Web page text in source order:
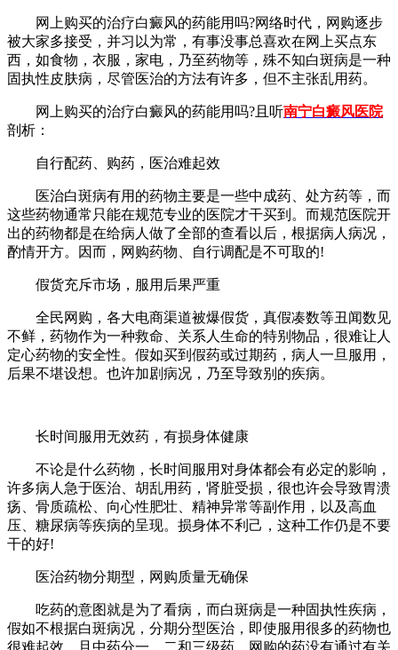
网上购买的治疗白癜风的药能用吗?网络时代，网购逐步
被大家多接受，并习以为常，有事没事总喜欢在网上买点东
西，如食物，衣服，家电，乃至药物等，殊不知白斑病是一种
固执性皮肤病，尽管医治的方法有许多，但不主张乱用药。
网上购买的治疗白癜风的药能用吗?且听南宁白癜风医院
剖析：
自行配药、购药，医治难起效
医治白斑病有用的药物主要是一些中成药、处方药等，而
这些药物通常只能在规范专业的医院才干买到。而规范医院开
出的药物都是在给病人做了全部的查看以后，根据病人病况，
酌情开方。因而，网购药物、自行调配是不可取的!
假货充斥市场，服用后果严重
全民网购，各大电商渠道被爆假货，真假凑数等丑闻数见
不鲜，药物作为一种救命、关系人生命的特别物品，很难让人
定心药物的安全性。假如买到假药或过期药，病人一旦服用，
后果不堪设想。也许加剧病况，乃至导致别的疾病。
长时间服用无效药，有损身体健康
不论是什么药物，长时间服用对身体都会有必定的影响，
许多病人急于医治、胡乱用药，肾脏受损，很也许会导致胃溃
疡、骨质疏松、向心性肥壮、精神异常等副作用，以及高血
压、糖尿病等疾病的呈现。损身体不利己，这种工作仍是不要
干的好!
医治药物分期型，网购质量无确保
吃药的意图就是为了看病，而白斑病是一种固执性疾病，
假如不根据白斑病况，分期分型医治，即使服用很多的药物也
很难起效。且中药分一、二和三级药，网购的药没有通过有关